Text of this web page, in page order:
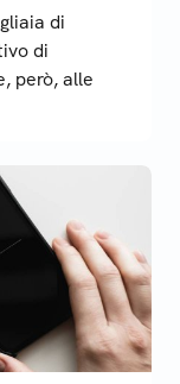
di
di
però, alle